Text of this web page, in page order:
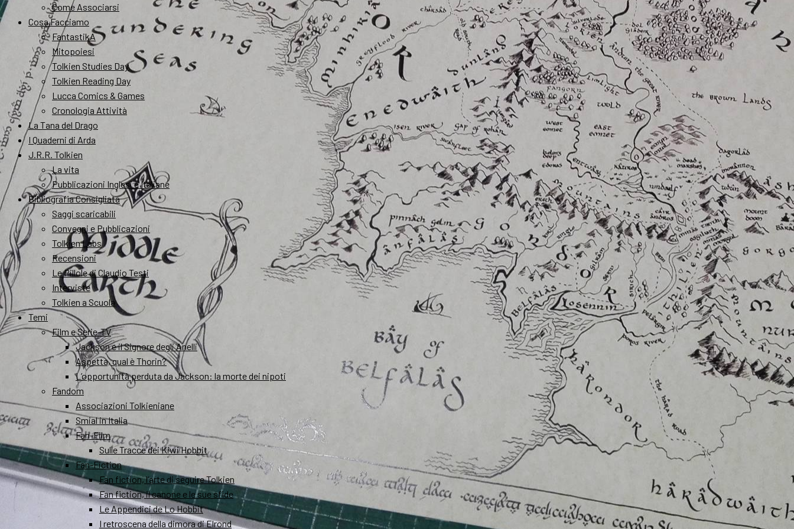
Come Associarsi
Cosa Facciamo
FantastikA
Mitopoiesi
Tolkien Studies Day
Tolkien Reading Day
Lucca Comics & Games
Cronologia Attività
La Tana del Drago
I Quaderni di Arda
J.R.R. Tolkien
La vita
Pubblicazioni Inglesi e Italiane
Bibliografia Consigliata
Saggi scaricabili
Convegni e Pubblicazioni
Tolkien Labs
Recensioni
Le Pillole di Claudio Testi
Interviste
Tolkien a Scuola
Temi
Film e Serie-TV
Jackson e il Signore degli Anelli
Aspetta, qual è Thorin?
L’opportunità perduta da Jackson: la morte dei nipoti
Fandom
Associazioni Tolkieniane
Smial in Italia
Fan-Film
Sulle Tracce dei Kiwi Hobbit
Fan-Fiction
Fan fiction, l’arte di seguire Tolkien
Fan fiction, il canone e le sue sfide
Le Appendici de Lo Hobbit
I retroscena della dimora di Elrond